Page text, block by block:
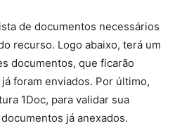
de documentos necessários
recurso. Logo abaixo, terá um
documentos, que ficarão
foram enviados. Por último,
1Doc, para validar sua
já anexados.